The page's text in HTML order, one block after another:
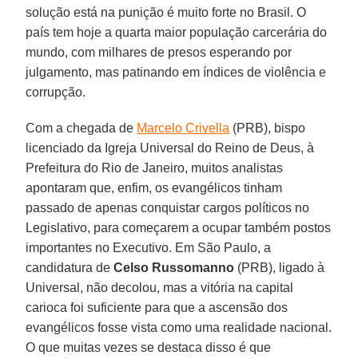
solução está na punição é muito forte no Brasil. O
país tem hoje a quarta maior população carcerária do
mundo, com milhares de presos esperando por
julgamento, mas patinando em índices de violência e
corrupção.
Com a chegada de Marcelo Crivella (PRB), bispo
licenciado da Igreja Universal do Reino de Deus, à
Prefeitura do Rio de Janeiro, muitos analistas
apontaram que, enfim, os evangélicos tinham
passado de apenas conquistar cargos políticos no
Legislativo, para começarem a ocupar também postos
importantes no Executivo. Em São Paulo, a
candidatura deCelso Russomanno (PRB), ligado à
Universal, não decolou, mas a vitória na capital
carioca foi suficiente para que a ascensão dos
evangélicos fosse vista como uma realidade nacional.
O que muitas vezes se destaca disso é que